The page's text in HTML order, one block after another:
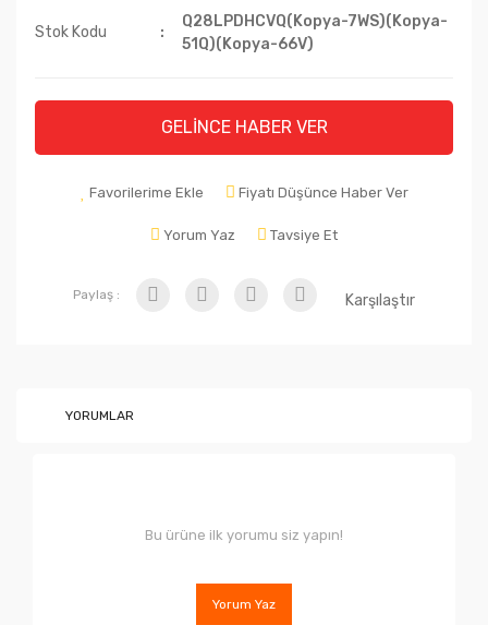
Stok Kodu
Q28LPDHCVQ(Kopya-7WS)(Kopya-
51Q)(Kopya-66V)
GELİNCE HABER VER
Favorilerime Ekle Fiyatı Düşünce Haber Ver
Yorum Yaz Tavsiye Et
Paylaş : Karşılaştır
YORUMLAR
Bu ürüne ilk yorumu siz yapın!
Yorum Yaz